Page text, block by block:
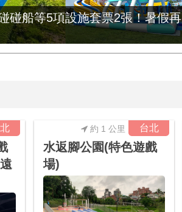
碰船等5項設施套票2張！暑假再
台北
約 1 公里
水返腳公園(特色遊戲
場)